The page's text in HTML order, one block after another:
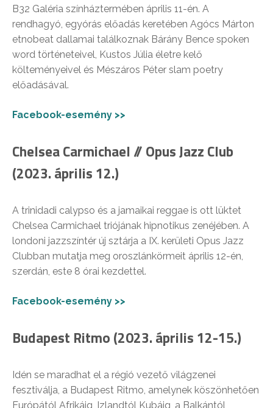
B32 Galéria színháztermében április 11-én. A
rendhagyó, egyórás előadás keretében Agócs Márton
etnobeat dallamai találkoznak Bárány Bence spoken
word történeteivel, Kustos Júlia életre kelő
költeményeivel és Mészáros Péter slam poetry
előadásával.
Facebook-esemény >>
Chelsea Carmichael // Opus Jazz Club
(2023. április 12.)
A trinidadi calypso és a jamaikai reggae is ott lüktet
Chelsea Carmichael triójának hipnotikus zenéjében. A
londoni jazzszíntér új sztárja a IX. kerületi Opus Jazz
Clubban mutatja meg oroszlánkörmeit április 12-én,
szerdán, este 8 órai kezdettel.
Facebook-esemény >>
Budapest Ritmo (2023. április 12-15.)
Idén se maradhat el a régió vezető világzenei
fesztiválja, a Budapest Ritmo, amelynek köszönhetően
Európától Afrikáig, Izlandtól Kubáig, a Balkántól